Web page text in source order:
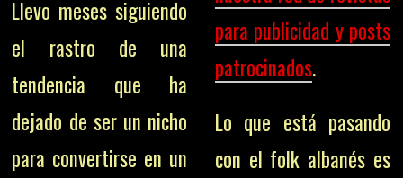
Llevo meses siguiendo
el rastro de una
tendencia que ha
dejado de ser un nicho
para convertirse en un
para publicidad y posts
patrocinados.
Lo que está pasando
con el folk albanés es